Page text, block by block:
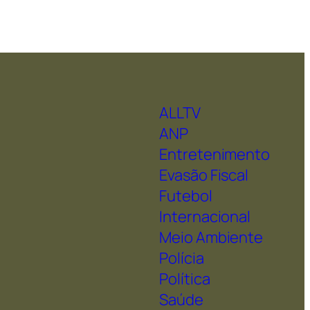
ALLTV
ANP
Entretenimento
Evasão Fiscal
Futebol
Internacional
Meio Ambiente
Polícia
Política
Saúde